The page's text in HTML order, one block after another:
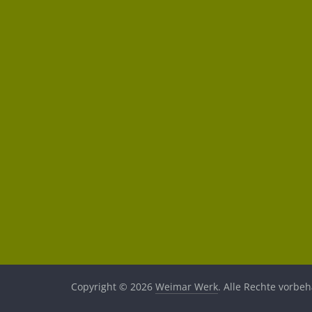
Copyright © 2026 Weimar Werk. Alle Rechte